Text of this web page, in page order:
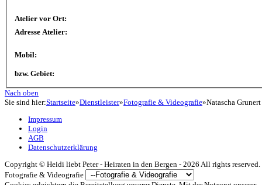
Atelier vor Ort:
Adresse Atelier:
Mobil:
bzw. Gebiet:
Nach oben
Sie sind hier:Startseite»Dienstleister»Fotografie & Videografie»Natascha
Impressum
Login
AGB
Datenschutzerklärung
Copyright © Heidi liebt Peter - Heiraten in den Bergen - 2026 All rights reserved.
Fotografie & Videografie